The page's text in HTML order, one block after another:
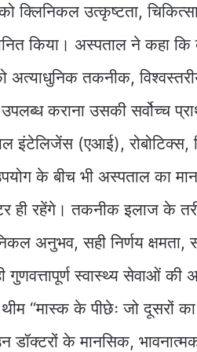
क्लिनिकल उत्कृष्टता,
किया। अस्पताल ने कहा कि
अत्याधुनिक तकनीक,
कराना उसकी सर्वोच्च
इंटेलिजेंस (एआई), रोबोटिक्स,
के बीच भी अस्पताल का
ही रहेंगे। तकनीक इलाज के
अनुभव, सही निर्णय
गुणवत्तापूर्ण स्वास्थ्य सेवाओं की
“मास्क के पीछेः जो दूसरों
के मानसिक,